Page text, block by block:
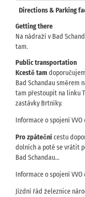
Directions & Parking
Getting there
Na nádraží v Bad
tam.
Public transportation
Kcestě tam
Bad Schandau směrem
tam přestoupit na linku
zastávky Brtníky.
Informace o spojení VVO
Pro zpátečnícestu
dolních a poté se vrátit
Bad Schandau...
Informace o spojení VVO
Jízdní řád železnice